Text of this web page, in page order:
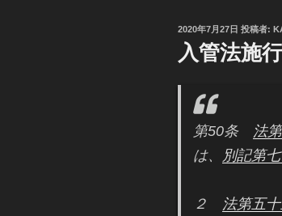
投
稿
日:
2020年7月27日 投稿者:
入管法施
第50条 法
は、 別記第
２ 法第五